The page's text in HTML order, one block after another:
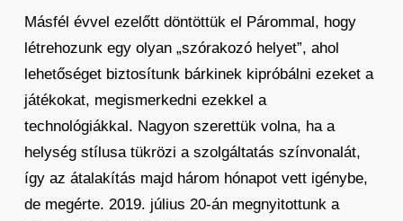
Másfél évvel ezelőtt döntöttük el Párommal, hogy
létrehozunk egy olyan „szórakozó helyet”, ahol
lehetőséget biztosítunk bárkinek kipróbálni ezeket a
játékokat, megismerkedni ezekkel a
technológiákkal. Nagyon szerettük volna, ha a
helység stílusa tükrözi a szolgáltatás színvonalát,
így az átalakítás majd három hónapot vett igénybe,
de megérte. 2019. július 20-án megnyitottunk a